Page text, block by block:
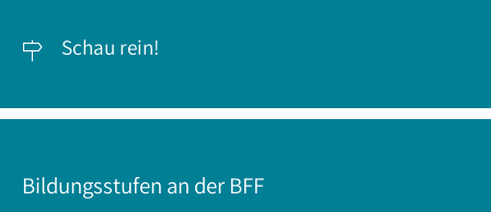
 Schau rein!
Bildungsstufen an der BFF